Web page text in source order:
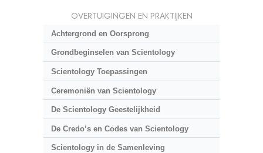
OVERTUIGINGEN EN PRAKTIJKEN
Achtergrond en Oorsprong
Grondbeginselen van Scientology
Scientology Toepassingen
Ceremoniën van Scientology
De Scientology Geestelijkheid
De Credo’s en Codes van Scientology
Scientology in de Samenleving